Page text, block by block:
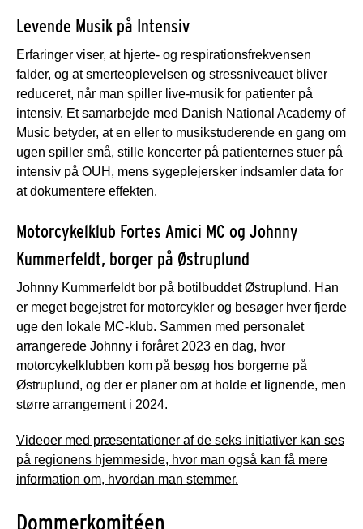
Levende Musik på Intensiv
Erfaringer viser, at hjerte- og respirationsfrekvensen
falder, og at smerteoplevelsen og stressniveauet bliver
reduceret, når man spiller live-musik for patienter på
intensiv. Et samarbejde med Danish National Academy of
Music betyder, at en eller to musikstuderende en gang om
ugen spiller små, stille koncerter på patienternes stuer på
intensiv på OUH, mens sygeplejersker indsamler data for
at dokumentere effekten.
Motorcykelklub Fortes Amici MC og Johnny
Kummerfeldt, borger på Østruplund
Johnny Kummerfeldt bor på botilbuddet Østruplund. Han
er meget begejstret for motorcykler og besøger hver fjerde
uge den lokale MC-klub. Sammen med personalet
arrangerede Johnny i foråret 2023 en dag, hvor
motorcykelklubben kom på besøg hos borgerne på
Østruplund, og der er planer om at holde et lignende, men
større arrangement i 2024.
Videoer med præsentationer af de seks initiativer kan ses
på regionens hjemmeside, hvor man også kan få mere
information om, hvordan man stemmer.
Dommerkomitéen